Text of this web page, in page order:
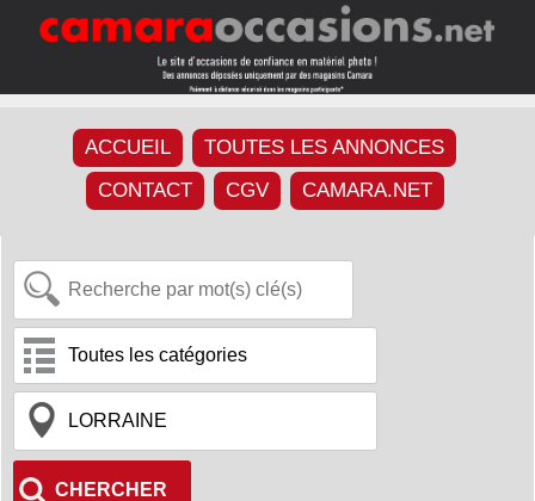
ACCUEIL
TOUTES LES ANNONCES
CONTACT
CGV CAMARA.NET
CHERCHER